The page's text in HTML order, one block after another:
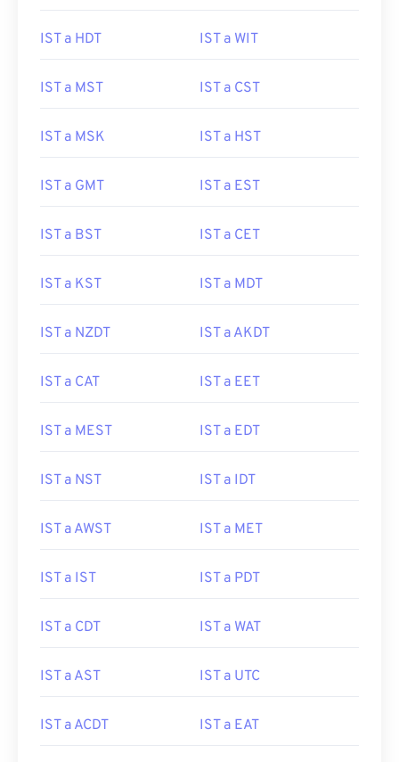
IST a HDT IST a WIT
IST a MST IST a CST
IST a MSK IST a HST
IST a GMT IST a EST
IST a BST IST a CET
IST a KST IST a MDT
IST a NZDT IST a AKDT
IST a CAT IST a EET
IST a MEST IST a EDT
IST a NST IST a IDT
IST a AWST IST a MET
IST a IST IST a PDT
IST a CDT IST a WAT
IST a AST IST a UTC
IST a ACDT IST a EAT